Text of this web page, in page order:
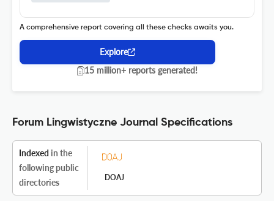
A comprehensive report covering all these checks awaits you.
Explore
15 million+ reports generated!
Forum Lingwistyczne Journal Specifications
Indexed in the
following public
directories
DOAJ